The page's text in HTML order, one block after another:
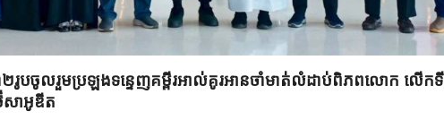
បចូលរួមប្រឡងទន្ទេញគម្ពីរអាល់គូរអានចាំមាត់លំដាប់ពិភពលោក លើក
សាអូឌីត